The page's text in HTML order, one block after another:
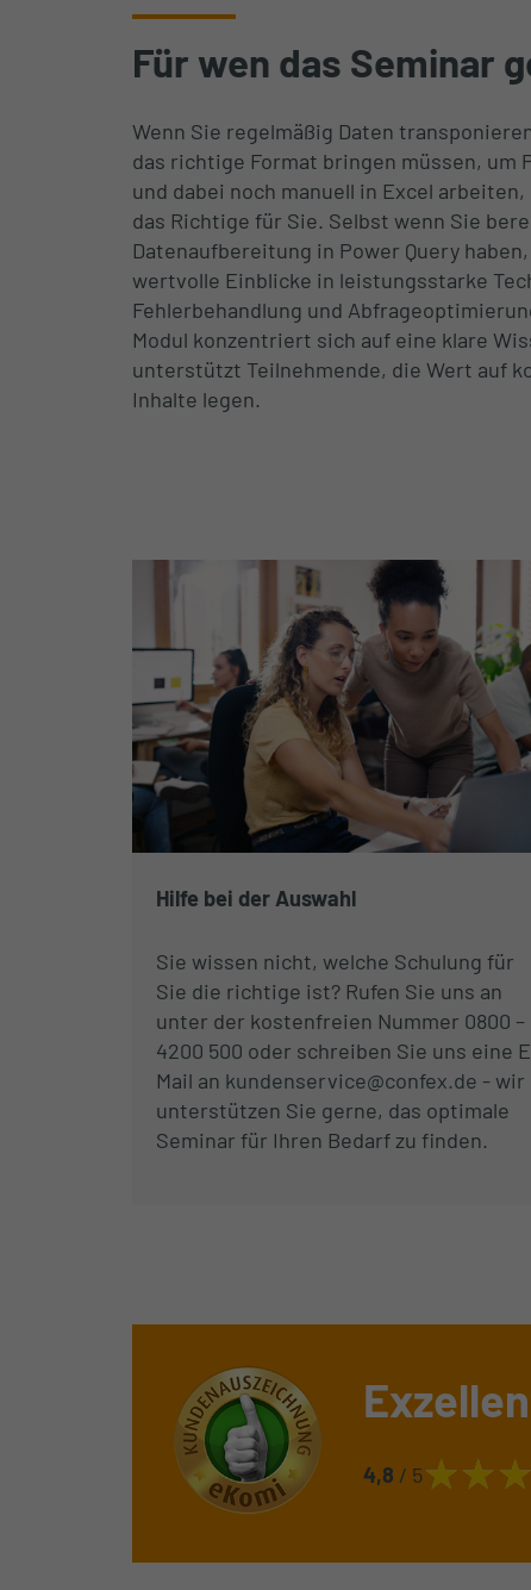
Für wen das Seminar
Wenn Sie regelmäßig Daten
das richtige Format bringen müssen, um
und dabei noch manuell in Excel
das Richtige für Sie. Selbst wenn Sie
Datenaufbereitung in Power Query
wertvolle Einblicke in leistungsstarke
Fehlerbehandlung und
Modul konzentriert sich auf eine klare
unterstützt Teilnehmende, die Wert auf
Inhalte legen.
Hilfe bei der Auswahl
Sie wissen nicht, welche Schulung für
Sie die richtige ist? Rufen Sie uns an
unter der kostenfreien Nummer 0800 –
4200 500 oder schreiben Sie uns eine
Mail an kundenservice@confex.de - wir
unterstützen Sie gerne, das optimale
Seminar für Ihren Bedarf zu finden.
4,8 / 5